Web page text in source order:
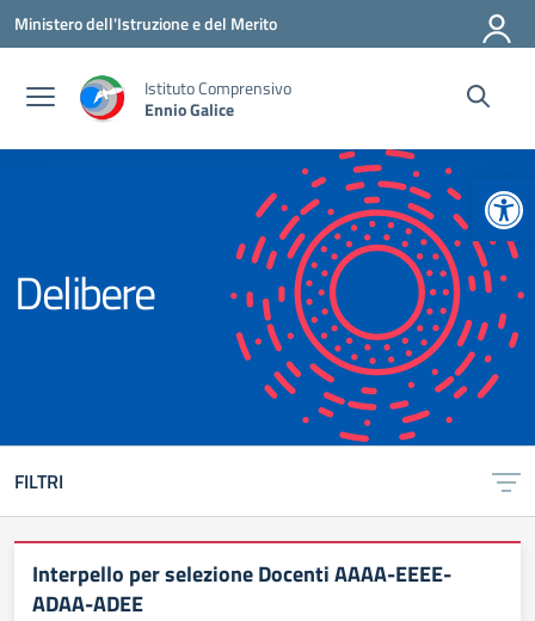
Vai ai contenuti
Vai al menu di navigazione
Vai al footer
Ministero dell'Istruzione e del Merito
Istituto Comprensivo
Ennio Galice
Delibere
FILTRI
Interpello per selezione Docenti AAAA-EEEE-
ADAA-ADEE